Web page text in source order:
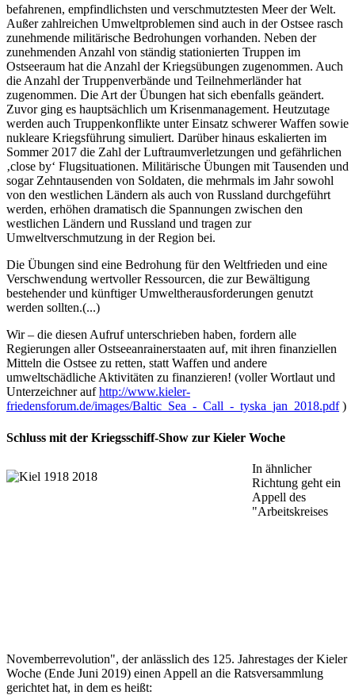
befahrenen, empfindlichsten und verschmutztesten Meer der Welt.
Außer zahlreichen Umweltproblemen sind auch in der Ostsee rasch
zunehmende militärische Bedrohungen vorhanden. Neben der
zunehmenden Anzahl von ständig stationierten Truppen im
Ostseeraum hat die Anzahl der Kriegsübungen zugenommen. Auch
die Anzahl der Truppenverbände und Teilnehmerländer hat
zugenommen. Die Art der Übungen hat sich ebenfalls geändert.
Zuvor ging es hauptsächlich um Krisenmanagement. Heutzutage
werden auch Truppenkonflikte unter Einsatz schwerer Waffen sowie
nukleare Kriegsführung simuliert. Darüber hinaus eskalierten im
Sommer 2017 die Zahl der Luftraumverletzungen und gefährlichen
‚close by‘ Flugsituationen. Militärische Übungen mit Tausenden und
sogar Zehntausenden von Soldaten, die mehrmals im Jahr sowohl
von den westlichen Ländern als auch von Russland durchgeführt
werden, erhöhen dramatisch die Spannungen zwischen den
westlichen Ländern und Russland und tragen zur
Umweltverschmutzung in der Region bei.
Die Übungen sind eine Bedrohung für den Weltfrieden und eine
Verschwendung wertvoller Ressourcen, die zur Bewältigung
bestehender und künftiger Umweltherausforderungen genutzt
werden sollten.(...)
Wir – die diesen Aufruf unterschrieben haben, fordern alle
Regierungen aller Ostseeanrainerstaaten auf, mit ihren finanziellen
Mitteln die Ostsee zu retten, statt Waffen und andere
umweltschädliche Aktivitäten zu finanzieren! (voller Wortlaut und
Unterzeichner aufhttp://www.kieler-
friedensforum.de/images/Baltic_Sea_-_Call_-_tyska_jan_2018.pdf)
Schluss mit der Kriegsschiff-Show zur Kieler Woche
In ähnlicher
Richtung geht ein
Appell des
"Arbeitskreises
Novemberrevolution", der anlässlich des 125. Jahrestages der Kieler
Woche (Ende Juni 2019) einen Appell an die Ratsversammlung
gerichtet hat, in dem es heißt: